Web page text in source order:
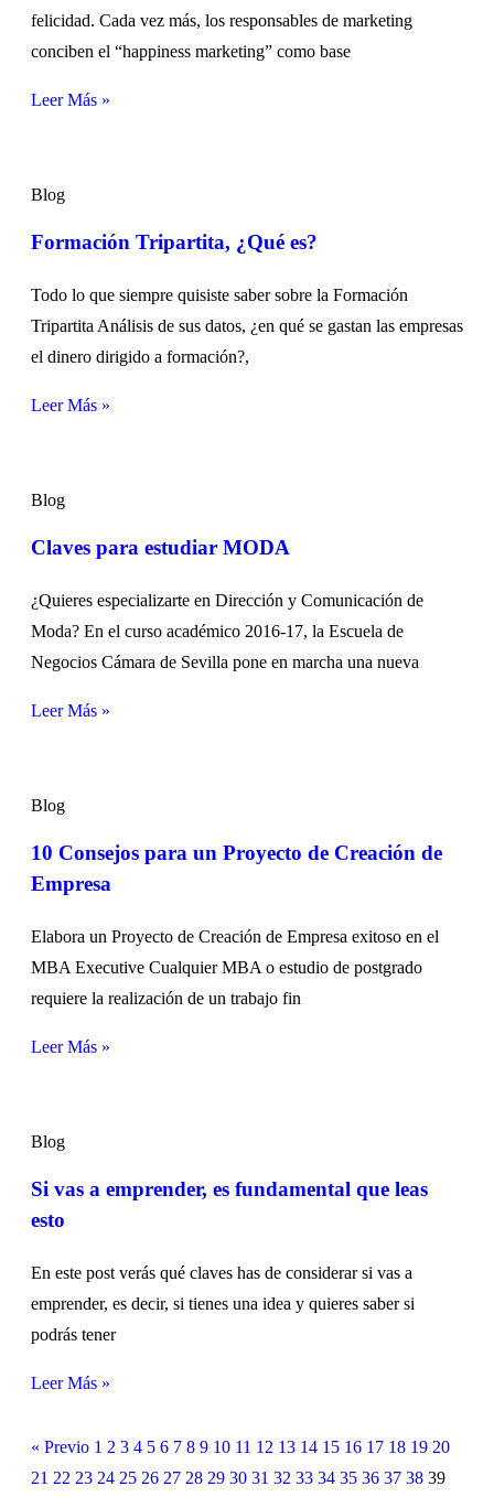
felicidad. Cada vez más, los responsables de marketing
conciben el “happiness marketing” como base
Leer Más »
Blog
Formación Tripartita, ¿Qué es?
Todo lo que siempre quisiste saber sobre la Formación
Tripartita Análisis de sus datos, ¿en qué se gastan las empresas
el dinero dirigido a formación?,
Leer Más »
Blog
Claves para estudiar MODA
¿Quieres especializarte en Dirección y Comunicación de
Moda? En el curso académico 2016-17, la Escuela de
Negocios Cámara de Sevilla pone en marcha una nueva
Leer Más »
Blog
10 Consejos para un Proyecto de Creación de
Empresa
Elabora un Proyecto de Creación de Empresa exitoso en el
MBA Executive Cualquier MBA o estudio de postgrado
requiere la realización de un trabajo fin
Leer Más »
Blog
Si vas a emprender, es fundamental que leas
esto
En este post verás qué claves has de considerar si vas a
emprender, es decir, si tienes una idea y quieres saber si
podrás tener
Leer Más »
« Previo 1 2 3 4 5 6 7 8 9 10 11 12 13 14 15 16 17 18 19 20
21 22 23 24 25 26 27 28 29 30 31 32 33 34 35 36 37 38 39